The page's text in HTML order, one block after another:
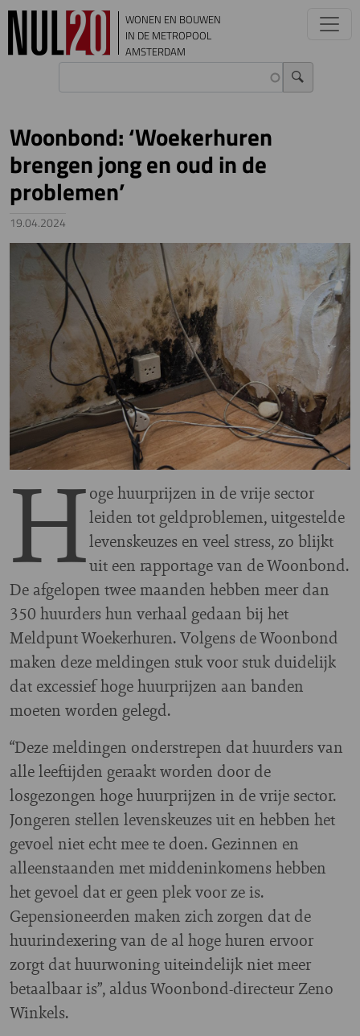
Overslaan en naar de inhoud gaan
WONEN EN BOUWEN
IN DE METROPOOL
AMSTERDAM
Woonbond: ‘Woekerhuren
brengen jong en oud in de
problemen’
19.04.2024
Image
Hoge huurprijzen in de vrije sector
leiden tot geldproblemen, uitgestelde
levenskeuzes en veel stress, zo blijkt
uit een rapportage van de Woonbond.
De afgelopen twee maanden hebben meer dan
350 huurders hun verhaal gedaan bij het
Meldpunt Woekerhuren. Volgens de Woonbond
maken deze meldingen stuk voor stuk duidelijk
dat excessief hoge huurprijzen aan banden
moeten worden gelegd.
“Deze meldingen onderstrepen dat huurders van
alle leeftijden geraakt worden door de
losgezongen hoge huurprijzen in de vrije sector.
Jongeren stellen levenskeuzes uit en hebben het
gevoel niet echt mee te doen. Gezinnen en
alleenstaanden met middeninkomens hebben
het gevoel dat er geen plek voor ze is.
Gepensioneerden maken zich zorgen dat de
huurindexering van de al hoge huren ervoor
zorgt dat huurwoning uiteindelijk niet meer
betaalbaar is”, aldus Woonbond-directeur Zeno
Winkels.